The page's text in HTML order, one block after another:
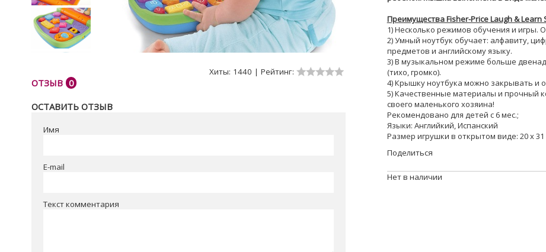
Хиты: 1440 | Рейтинг:
ОТЗЫВ 0
ОСТАВИТЬ ОТЗЫВ
Имя
E-mail
Текст комментария
Преимущества Fisher-Price Laugh & Learn
1) Несколько режимов обучения и игры.
2) Умный ноутбук обучает: алфавиту,
предметов и английскому языку.
3) В музыкальном режиме больше
(тихо, громко).
4) Крышку ноутбука можно закрывать и
5) Качественные материалы и прочный
своего маленького хозяина!
Рекомендовано для детей с 6 мес.;
Языки: Английкий, Испанский
Размер игрушки в открытом виде: 20 х 31
Поделиться
Нет в наличии